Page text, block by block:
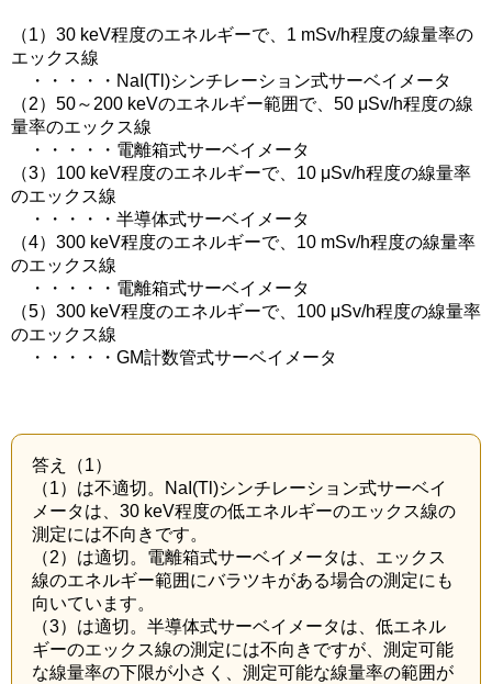
（1）30 keV程度のエネルギーで、1 mSv/h程度の線量率の
エックス線
・・・・・NaI(Tl)シンチレーション式サーベイメータ
（2）50～200 keVのエネルギー範囲で、50 μSv/h程度の線
量率のエックス線
・・・・・電離箱式サーベイメータ
（3）100 keV程度のエネルギーで、10 μSv/h程度の線量率
のエックス線
・・・・・半導体式サーベイメータ
（4）300 keV程度のエネルギーで、10 mSv/h程度の線量率
のエックス線
・・・・・電離箱式サーベイメータ
（5）300 keV程度のエネルギーで、100 μSv/h程度の線量率
のエックス線
・・・・・GM計数管式サーベイメータ
答え（1）
（1）は不適切。NaI(Tl)シンチレーション式サーベイ
メータは、30 keV程度の低エネルギーのエックス線の
測定には不向きです。
（2）は適切。電離箱式サーベイメータは、エックス
線のエネルギー範囲にバラツキがある場合の測定にも
向いています。
（3）は適切。半導体式サーベイメータは、低エネル
ギーのエックス線の測定には不向きですが、測定可能
な線量率の下限が小さく、測定可能な線量率の範囲が